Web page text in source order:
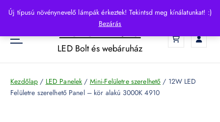
Új típusú növénynevelő lámpák érkeztek! Tekintsd meg kínálatunkat! :)
Bezárás
p
o
HelloLED.hu
LED Bolt és webáruház
Kezdőlap / LED Panelek / Mini-Felületre szerelhető / 12W LED
Felületre szerelhető Panel – kör alakú 3000K 4910